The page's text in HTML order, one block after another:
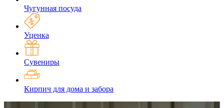
Чугунная посуда
Уценка
Сувениры
Кирпич для дома и забора